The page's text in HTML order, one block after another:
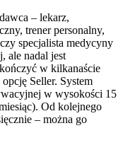
– lekarz,
trener personalny,
specjalista medycyny
ale nadal jest
w kilkanaście
Seller. System
w wysokości 15
Od kolejnego
– można go